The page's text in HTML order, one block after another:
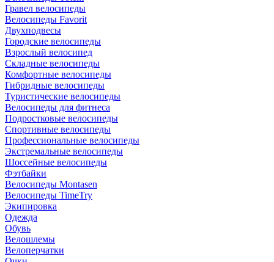
Гравел велосипеды
Велосипеды Favorit
Двухподвесы
Городские велосипеды
Взрослый велосипед
Складные велосипеды
Комфортные велосипеды
Гибридные велосипеды
Туристические велосипеды
Велосипеды для фитнеса
Подростковые велосипеды
Спортивные велосипеды
Профессиональные велосипеды
Экстремальные велосипеды
Шоссейные велосипеды
Фэтбайки
Велосипеды Montasen
Велосипеды TimeTry
Экипировка
Одежда
Обувь
Велошлемы
Велоперчатки